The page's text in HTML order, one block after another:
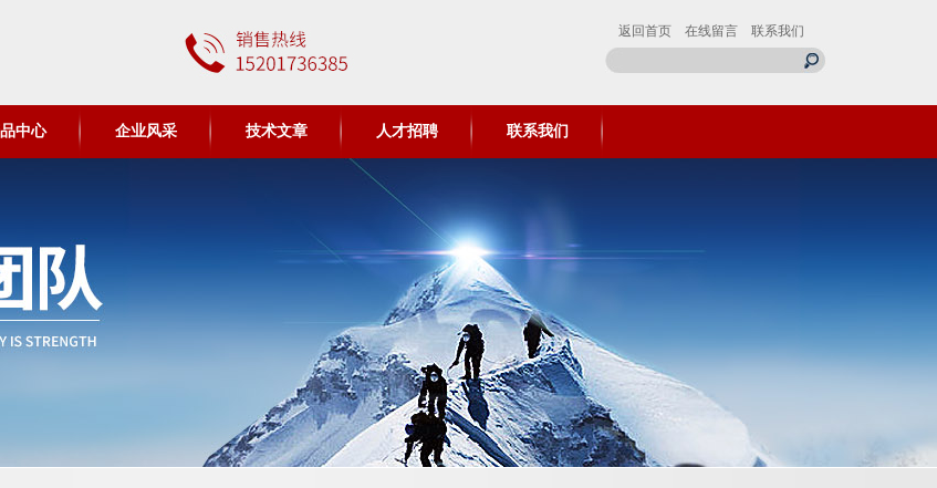
返回首页 在线留言 联系我们
中心 企业风采 技术文章 人才招聘 联系我们